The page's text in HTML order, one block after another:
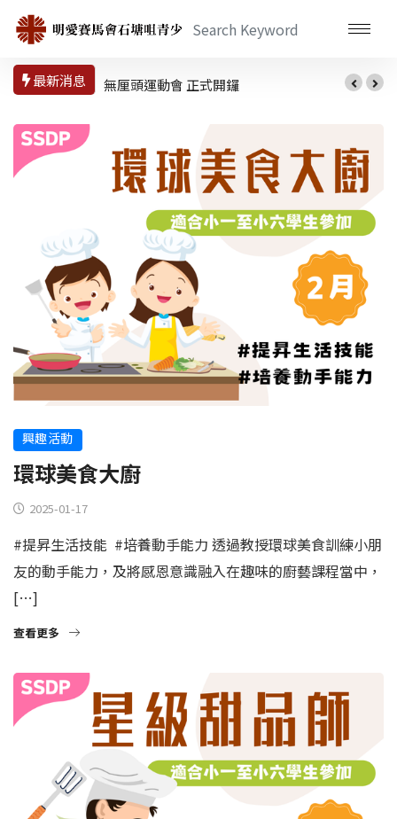
最新消息 無厘頭運動會 正式開鑼
興趣活動
環球美食大廚
2025-01-17
#提昇生活技能 #培養動手能力 透過教授環球美食訓練小朋
友的動手能力，及將感恩意識融入在趣味的廚藝課程當中，
[…]
查看更多